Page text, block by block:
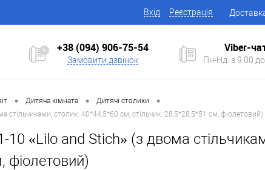
Вхід Реєстрація
+38 (094) 906-75-54
Замовити дзвінок
Viber-
Пн-Нд: з 9:00
• Дитяча кімната • Дитячі столики •
столик: 40*44,5*60 см, стільчик: 28,5*28,5*51 см, фіолетовий)
«Lilo and Stich» (з двома
фіолетовий)